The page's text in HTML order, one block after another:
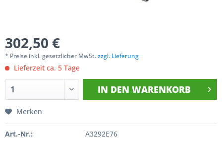
302,50 €
* Preise inkl. gesetzlicher MwSt.zzgl. Lieferung
Lieferzeit ca. 5 Tage
IN DEN WARENKORB
Merken
Art.-Nr.:
A3292E76